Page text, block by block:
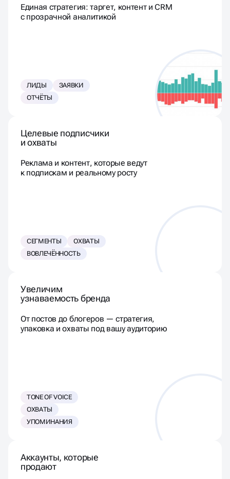
Единая стратегия: таргет, контент и CRM
с прозрачной аналитикой
ЛИДЫ
ЗАЯВКИ
ОТЧЁТЫ
Целевые подписчики
и охваты
Реклама и контент, которые ведут
к подпискам и реальному росту
СЕГМЕНТЫ
ОХВАТЫ
ВОВЛЕЧЁННОСТЬ
Увеличим
узнаваемость бренда
От постов до блогеров — стратегия,
упаковка и охваты под вашу аудиторию
TONE OF VOICE
ОХВАТЫ
УПОМИНАНИЯ
Аккаунты, которые
продают